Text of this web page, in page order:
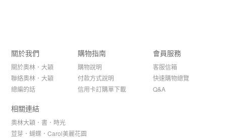
關於我們
關於奧林．大穎
聯絡奧林．大穎
總編的話
購物指南
購物說明
付款方式說明
信用卡訂購單下載
會員服務
客服信箱
快速購物總覽
Q&A
相關連結
奧林大穎．書．時光
荳芽．蝴蝶．Carol美麗花園